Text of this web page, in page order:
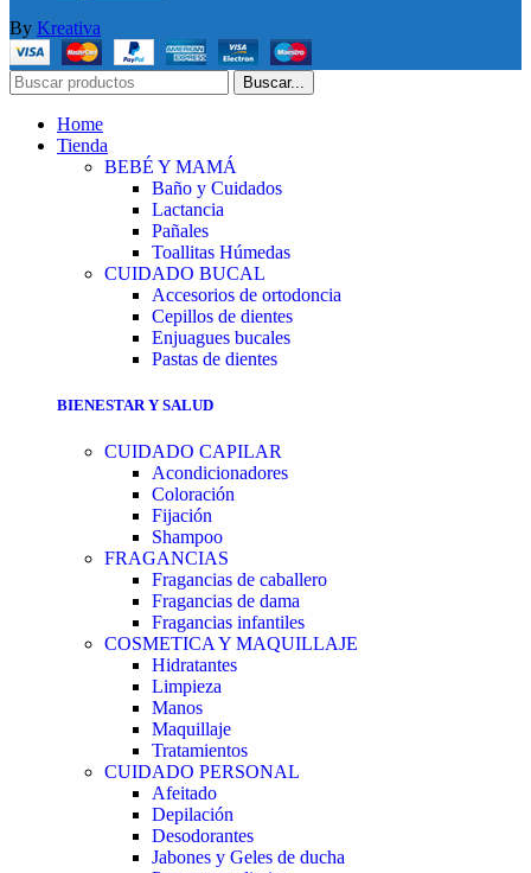
By Kreativa
Buscar...
Home
Tienda
BEBÉ Y MAMÁ
Baño y Cuidados
Lactancia
Pañales
Toallitas Húmedas
CUIDADO BUCAL
Accesorios de ortodoncia
Cepillos de dientes
Enjuagues bucales
Pastas de dientes
BIENESTAR Y SALUD
CUIDADO CAPILAR
Acondicionadores
Coloración
Fijación
Shampoo
FRAGANCIAS
Fragancias de caballero
Fragancias de dama
Fragancias infantiles
COSMETICA Y MAQUILLAJE
Hidratantes
Limpieza
Manos
Maquillaje
Tratamientos
CUIDADO PERSONAL
Afeitado
Depilación
Desodorantes
Jabones y Geles de ducha